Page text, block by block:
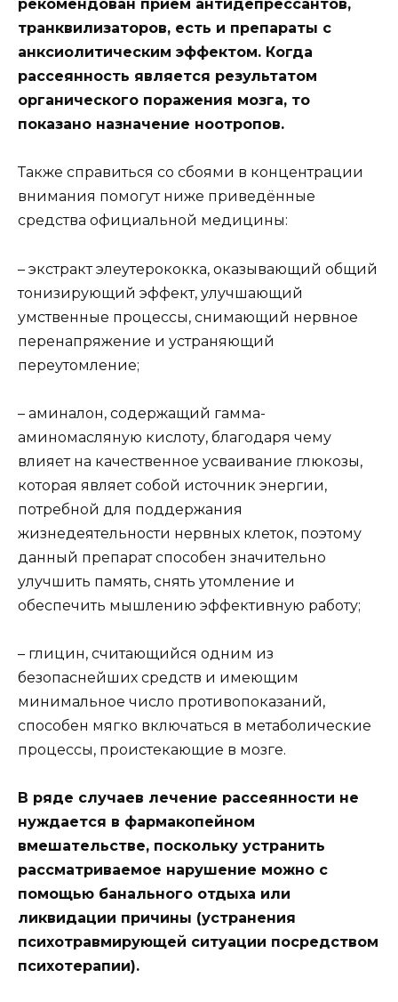
рекомендован приём антидепрессантов,
транквилизаторов, есть и препараты с
анксиолитическим эффектом. Когда
рассеянность является результатом
органического поражения мозга, то
показано назначение ноотропов.
Также справиться со сбоями в концентрации
внимания помогут ниже приведённые
средства официальной медицины:
– экстракт элеутерококка, оказывающий общий
тонизирующий эффект, улучшающий
умственные процессы, снимающий нервное
перенапряжение и устраняющий
переутомление;
– аминалон, содержащий гамма-
аминомасляную кислоту, благодаря чему
влияет на качественное усваивание глюкозы,
которая являет собой источник энергии,
потребной для поддержания
жизнедеятельности нервных клеток, поэтому
данный препарат способен значительно
улучшить память, снять утомление и
обеспечить мышлению эффективную работу;
– глицин, считающийся одним из
безопаснейших средств и имеющим
минимальное число противопоказаний,
способен мягко включаться в метаболические
процессы, проистекающие в мозге.
В ряде случаев лечение рассеянности не
нуждается в фармакопейном
вмешательстве, поскольку устранить
рассматриваемое нарушение можно с
помощью банального отдыха или
ликвидации причины (устранения
психотравмирующей ситуации посредством
психотерапии).